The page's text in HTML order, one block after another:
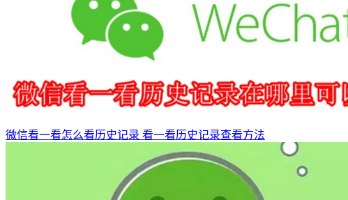
微信看一看怎么看历史记录 看一看历史记录查看方法